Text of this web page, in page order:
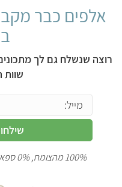
אלפים כבר
רוצה שנשלח גם לך
שוות
100% מהצומח, 0% ספאם. פשוט להצטרף, קל גם לבטל.